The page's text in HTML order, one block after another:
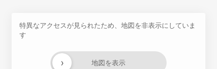
特異なアクセスが見られたため、地図を非表示にしていま
す
地図を表示
›